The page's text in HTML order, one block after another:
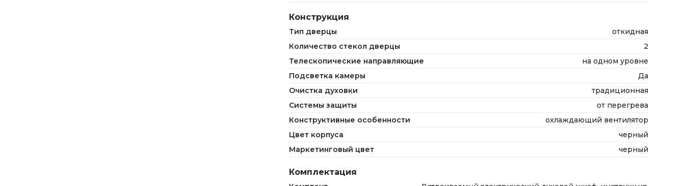
Конструкция
Тип дверцы
откидная
Количество стекол дверцы
2
Телескопические направляющие
на одном уровне
Подсветка камеры
Да
Очистка духовки
традиционная
Системы защиты
от перегрева
Конструктивные особенности
охлаждающий вентилятор
Цвет корпуса
черный
Маркетинговый цвет
черный
Комплектация